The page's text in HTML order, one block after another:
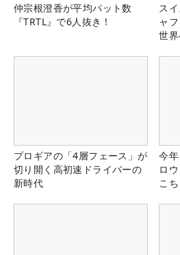
仲宗根澄香が平均パット数
『TRTL』で6人抜き！
ス
ャ
世
プロギアの「4層フェース」が
切り開く高初速ドライバーの
新時代
今
ロ
こち